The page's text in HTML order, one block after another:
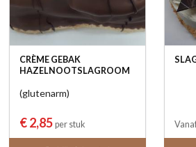
CRÈME GEBAK
HAZELNOOTSLAGROOM
(glutenarm)
€ 2,85 per stuk